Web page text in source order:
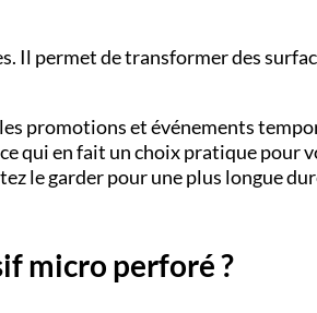
Il permet de transformer des
promotions et événements
qui en fait un choix pratique pour
le garder pour une plus longue
micro perforé ?